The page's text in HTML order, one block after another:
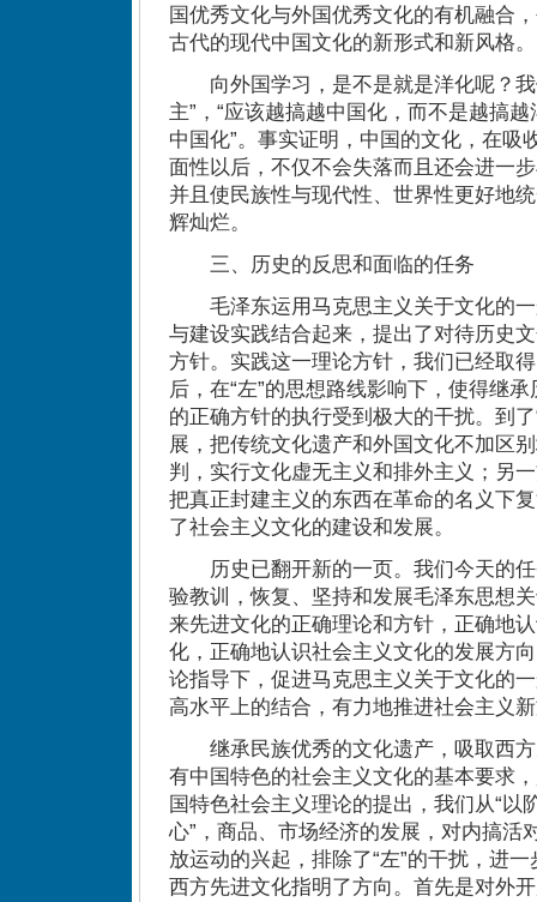
国优秀文化与外国优秀文化的有机融合
古代的现代中国文化的新形式和新风格。
向外国学习，是不是就是洋化呢？我
主”，“应该越搞越中国化，而不是越搞
中国化”。事实证明，中国的文化，在吸
面性以后，不仅不会失落而且还会进一
并且使民族性与现代性、世界性更好地
辉灿烂。
三、历史的反思和面临的任务
毛泽东运用马克思主义关于文化的一
与建设实践结合起来，提出了对待历史
方针。实践这一理论方针，我们已经取
后，在“左”的思想路线影响下，使得继
的正确方针的执行受到极大的干扰。到
展，把传统文化遗产和外国文化不加区
判，实行文化虚无主义和排外主义；另
把真正封建主义的东西在革命的名义下
了社会主义文化的建设和发展。
历史已翻开新的一页。我们今天的任
验教训，恢复、坚持和发展毛泽东思想
来先进文化的正确理论和方针，正确地
化，正确地认识社会主义文化的发展方
论指导下，促进马克思主义关于文化的
高水平上的结合，有力地推进社会主义
继承民族优秀的文化遗产，吸取西方
有中国特色的社会主义文化的基本要求
国特色社会主义理论的提出，我们从“以
心”，商品、市场经济的发展，对内搞活
放运动的兴起，排除了“左”的干扰，进
西方先进文化指明了方向。首先是对外